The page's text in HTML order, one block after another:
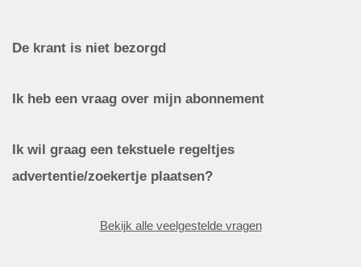
De krant is niet bezorgd
Ik heb een vraag over mijn abonnement
Ik wil graag een tekstuele regeltjes
advertentie/zoekertje plaatsen?
Bekijk alle veelgestelde vragen